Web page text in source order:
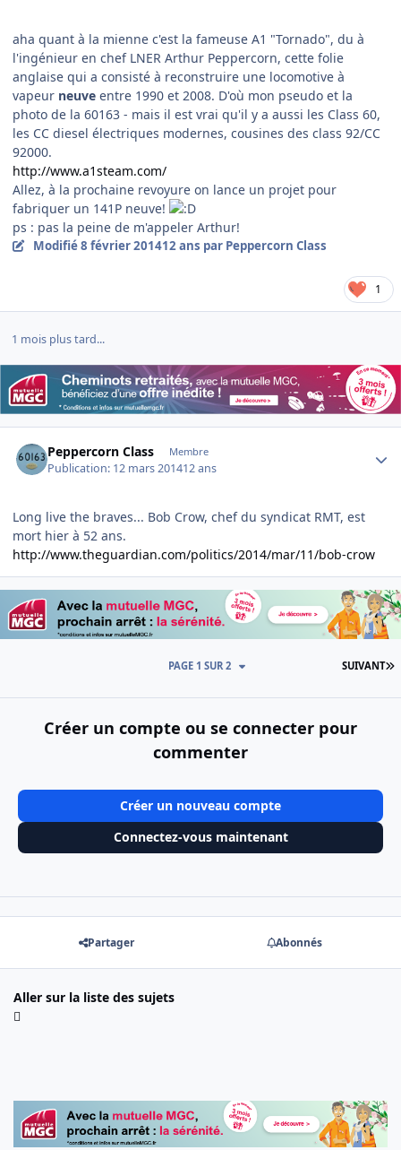
aha quant à la mienne c'est la fameuse A1 "Tornado", du à
l'ingénieur en chef LNER Arthur Peppercorn, cette folie
anglaise qui a consisté à reconstruire une locomotive à
vapeur neuve entre 1990 et 2008. D'où mon pseudo et la
photo de la 60163 - mais il est vrai qu'il y a aussi les Class 60,
les CC diesel électriques modernes, cousines des class 92/CC
92000.
http://www.a1steam.com/
Allez, à la prochaine revoyure on lance un projet pour
fabriquer un 141P neuve!
ps : pas la peine de m'appeler Arthur!
Modifié8 février 201412 ans par Peppercorn Class
1
1 mois plus tard...
Peppercorn Class Membre
Publication: 12 mars 201412 ans
Long live the braves... Bob Crow, chef du syndicat RMT, est
mort hier à 52 ans.
http://www.theguardian.com/politics/2014/mar/11/bob-crow
SUIVANT
PAGE 1 SUR 2
Créer un compte ou se connecter pour
commenter
Créer un nouveau compte
Connectez-vous maintenant
Partager Abonnés
Aller sur la liste des sujets